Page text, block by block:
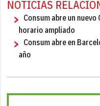
NOTICIAS
Consum abre un
horario ampliado
Consum abre en
año